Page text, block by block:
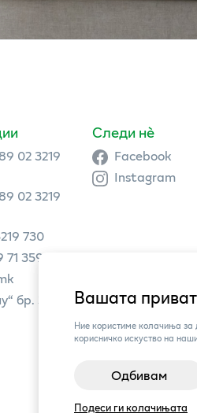
Вашата
Ние користиме колачиња за
корисничко искуство на
Одбивам
Подеси ги колачињата
02 3219
02 3219
730
359 504
бр. 3,
Следи нè
Facebook
Instagram